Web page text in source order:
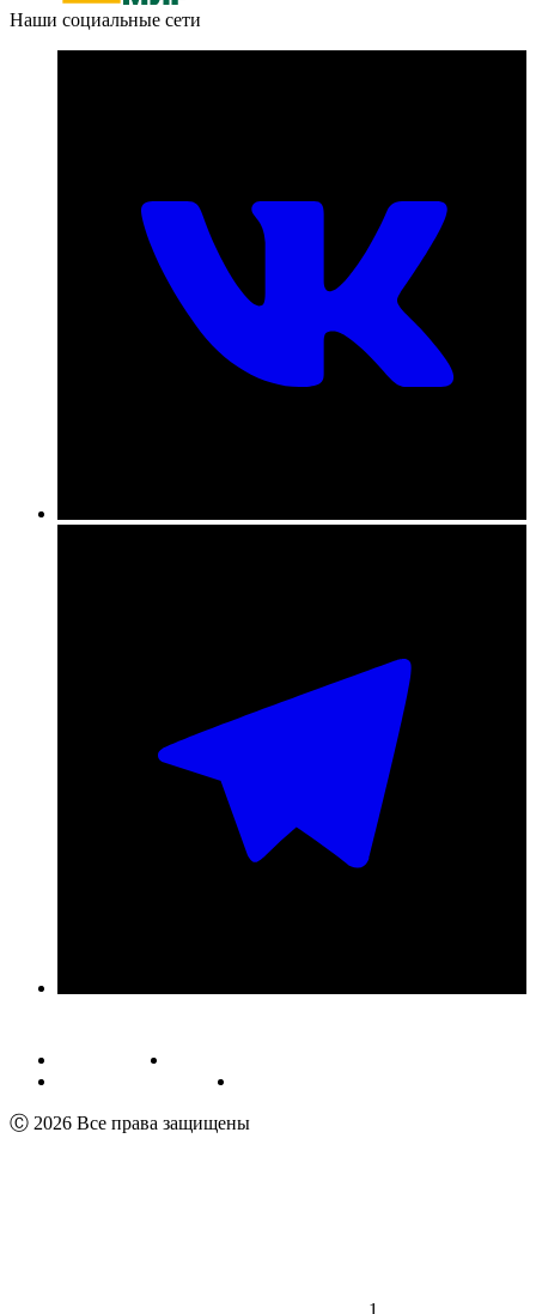
Номер телефона для связи:
+7 (831) 290-86-98
Наши социальные сети
Публичная оферта
Пользовательское соглашение
Ⓒ 2026 Все права защищены